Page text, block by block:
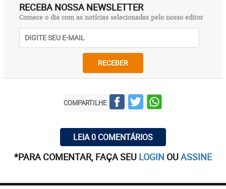
RECEBA NOSSA NEWSLETTER
Comece o dia com as notícias selecionadas pelo nosso editor
RECEBER
COMPARTILHE
LEIA 0 COMENTÁRIOS
*PARA COMENTAR, FAÇA SEU LOGIN OUASSINE